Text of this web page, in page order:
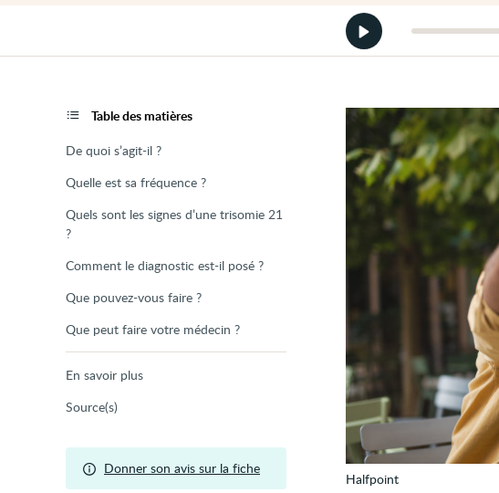
Démarrer
la
version
page
Halfpoint
Table des matières
De quoi s’agit-il ?
Quelle est sa fréquence ?
Quels sont les signes d’une trisomie 21
?
Comment le diagnostic est-il posé ?
Que pouvez-vous faire ?
Que peut faire votre médecin ?
En savoir plus
Source(s)
Donner son avis sur la fiche